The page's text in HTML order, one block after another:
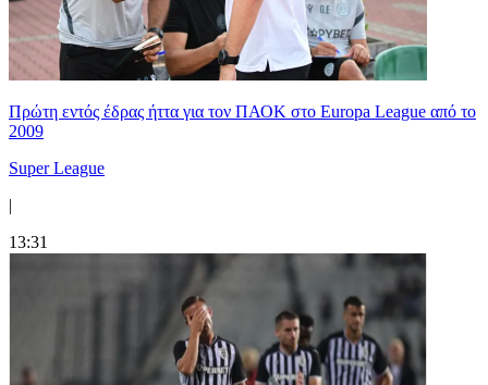
Πρώτη εντός έδρας ήττα για τον ΠΑΟΚ στο Europa League από το
2009
Super League
|
13:31